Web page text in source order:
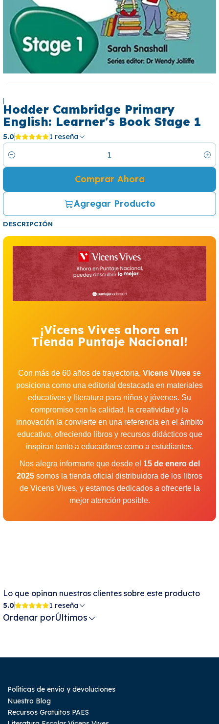
|
Hodder Cambridge Primary
English: Learner's Book Stage 1
5.0 1 reseña
Cantidad
Agregar Producto
Comprar Ahora
DESCRIPCIÓN
¡Vicens Vives ahora en
Tienda Puntaje Nacional!
Con más de 60 años de trayectoria, Vicens Vives se
posiciona como una editorial destacada en materiales
educativos y literatura para niños y jóvenes. Su
compromiso con la calidad, la creatividad y la
innovación la convierte en una referencia en el ámbito
educativo, ofreciendo libros y recursos didácticos que
inspiran tanto a educadores como a estudiantes.
Nos alegra informarte que desde el 15 de enero del
2025 somos la tienda oficial distribuidora de los libros
de Vicens Vives, y estamos dedicados a ofrecerte la
mejor atención posible.
Lo que opinan nuestros clientes sobre este producto
5.0 1 reseña
Ordenar porÚltimos
Políticas de envío y devoluciones
Nuestro Blog
Recursos Gratuitos PAES